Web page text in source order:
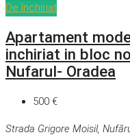
De închiriat
Apartament
inchiriat in bloc
Nufarul- Oradea
500 €
Strada Grigore Moisil,